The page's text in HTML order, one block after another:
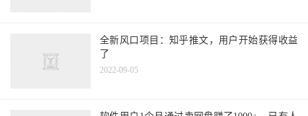
全新风口项目：知乎推文，用户开始获得收益
了
2022-09-05